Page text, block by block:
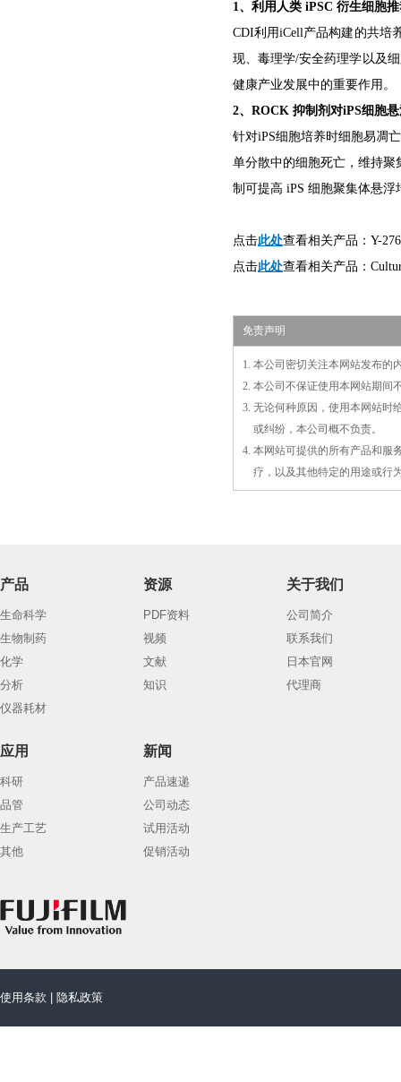
1、利用人类 iPSC 衍生细胞
CDI利用iCell产品构建的共培
现、毒理学/安全药理学以及
健康产业发展中的重要作用。
2、ROCK 抑制剂对iPS细胞
针对iPS细胞培养时细胞易凋
单分散中的细胞死亡，维持
制可提高 iPS 细胞聚集体悬浮
点击此处查看相关产品：Y-
点击此处查看相关产品：
免责声明
1. 本公司密切关注本网站发布的
2. 本公司不保证使用本网站期间
3. 无论何种原因，使用本网站时
或纠纷，本公司概不负责。
4. 本网站可提供的所有产品和服
疗，以及其他特定的用途或行
产品
生命科学
生物制药
化学
分析
仪器耗材
资源
PDF资料
视频
文献
知识
关于我们
公司简介
联系我们
日本官网
代理商
应用
科研
品管
生产工艺
其他
新闻
产品速递
公司动态
试用活动
促销活动
使用条款 隐私政策